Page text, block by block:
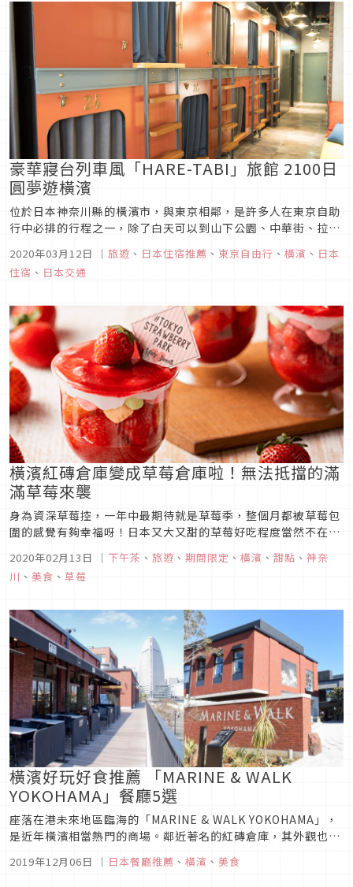
名計畫，從201...
豪華寢台列車風「HARE-TABI」旅館 2100日
圓夢遊橫濱
位於日本神奈川縣的橫濱市，與東京相鄰，是許多人在東京自助
行中必排的行程之一，除了白天可以到山下公園、中華街、拉麵
間總是不夠用。最近在推特有網友推薦了這間豪華寢台列車風旅
館「HARE-TABI」，鄰近橫濱各大景點，地理位置絕佳，最低
2020年03月12日 ｜ 旅遊 、 日本住宿推薦 、 東京自由行 、 橫濱 、 日本
住宿 、 日本交通
橫濱紅磚倉庫變成草莓倉庫啦！無法抵擋的滿
滿草莓來襲
身為資深草莓控，一年中最期待就是草莓季，整個月都被草莓包
圍的感覺有夠幸福呀！日本又大又甜的草莓好吃程度當然不在話
下，這次要介紹的草莓部只是一個小小的咖啡廳裡，而是一個草
莓園區，而且就在觀光客必去的橫濱紅磚倉庫呢！紅磚倉庫變成
草莓倉庫？這次的草莓季活動可不是只有一個小小的區域而已，
2020年02月13日 ｜ 下午茶 、 旅遊 、 期間限定 、 橫濱 、 甜點 、 神奈
川 、 美食 、 草莓
橫濱好玩好食推薦 「MARINE & WALK
YOKOHAMA」餐廳5選
座落在港未來地區臨海的「MARINE & WALK YOKOHAMA」，
是近年橫濱相當熱門的商場。鄰近著名的紅磚倉庫，其外觀也採
調許多流行時尚餐廳進駐，漸成為人們到橫濱遊玩時的用餐首
2019年12月06日 ｜ 日本餐廳推薦 、 橫濱 、 美食